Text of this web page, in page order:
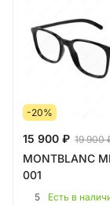
-20%
15 900 ₽ 19 900
MONTBLANC
001
5 Есть в